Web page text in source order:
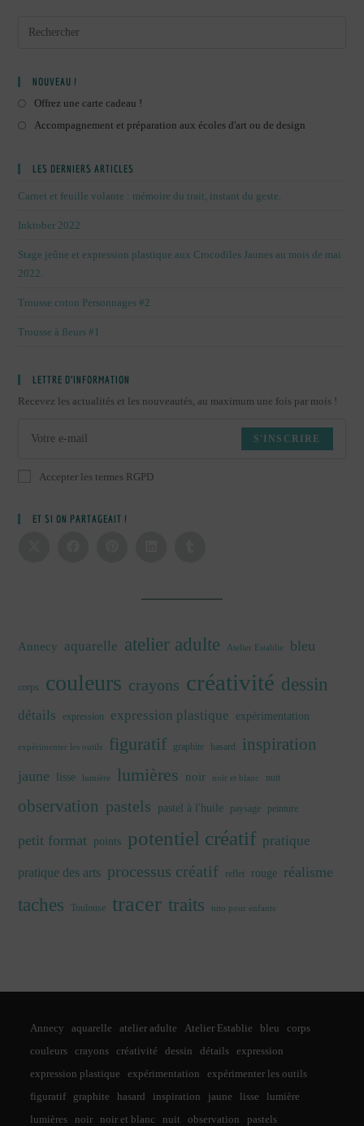
NOUVEAU !
Offrez une carte cadeau !
Accompagnement et préparation aux écoles d'art ou de design
LES DERNIERS ARTICLES
Carnet et feuille volante : mémoire du trait, instant du geste.
Inktober 2022
Stage jeûne et expression plastique aux Crocodiles Jaunes au mois de mai
2022.
Trousse coton Personnages #2
Trousse à fleurs #1
LETTRE D’INFORMATION
Recevez les actualités et les nouveautés, au maximum une fois par mois !
S'INSCRIRE
Accepter les termes RGPD
ET SI ON PARTAGEAIT !
Annecy aquarelle atelier adulte Atelier Establie bleu
corps couleurs crayons créativité dessin
détails expression expression plastique expérimentation
expérimenter les outils figuratif graphite hasard inspiration
jaune lisse lumière lumières noir noir et blanc nuit
observation pastels pastel à l'huile paysage peinture
petit format points potentiel créatif pratique
pratique des arts processus créatif reflet rouge réalisme
taches Toulouse tracer traits tuto pour enfants
Annecy aquarelle atelier adulte Atelier Establie bleu
corps
couleurs
crayons créativité dessin détails
expression
expression plastique
expérimentation
expérimenter les outils
figuratif
graphite hasard inspiration jaune lisse
lumière
lumières
noir noir et blanc nuit observation
pastels